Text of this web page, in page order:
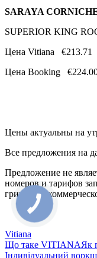
SARAYA
SUPERIOR KING
Цена Vitiana €213.71
Цена Booking
Цены актуальны на
Все предложения на
Предложение не
номеров и тарифов
гривне по
Vitiana
Що таке VITIANAЯк
Індивідуальний